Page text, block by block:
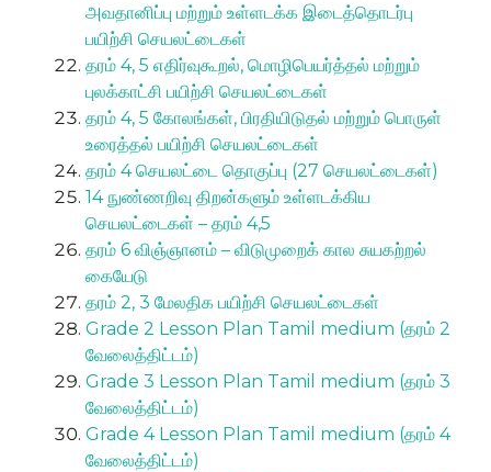
அவதானிப்பு மற்றும் உள்ளடக்க இடைத்தொடர்பு
பயிற்சி செயலட்டைகள்
தரம் 4, 5 எதிர்வுகூறல், மொழிபெயர்த்தல் மற்றும்
புலக்காட்சி பயிற்சி செயலட்டைகள்
தரம் 4, 5 கோலங்கள், பிரதியிடுதல் மற்றும் பொருள்
உரைத்தல் பயிற்சி செயலட்டைகள்
தரம் 4 செயலட்டை தொகுப்பு (27 செயலட்டைகள்)
14 நுண்ணறிவு திறன்களும் உள்ளடக்கிய
செயலட்டைகள் – தரம் 4,5
தரம் 6 விஞ்ஞானம் – விடுமுறைக் கால சுயகற்றல்
கையேடு
தரம் 2, 3 மேலதிக பயிற்சி செயலட்டைகள்
Grade 2 Lesson Plan Tamil medium (தரம் 2
வேலைத்திட்டம்)
Grade 3 Lesson Plan Tamil medium (தரம் 3
வேலைத்திட்டம்)
Grade 4 Lesson Plan Tamil medium (தரம் 4
வேலைத்திட்டம்)